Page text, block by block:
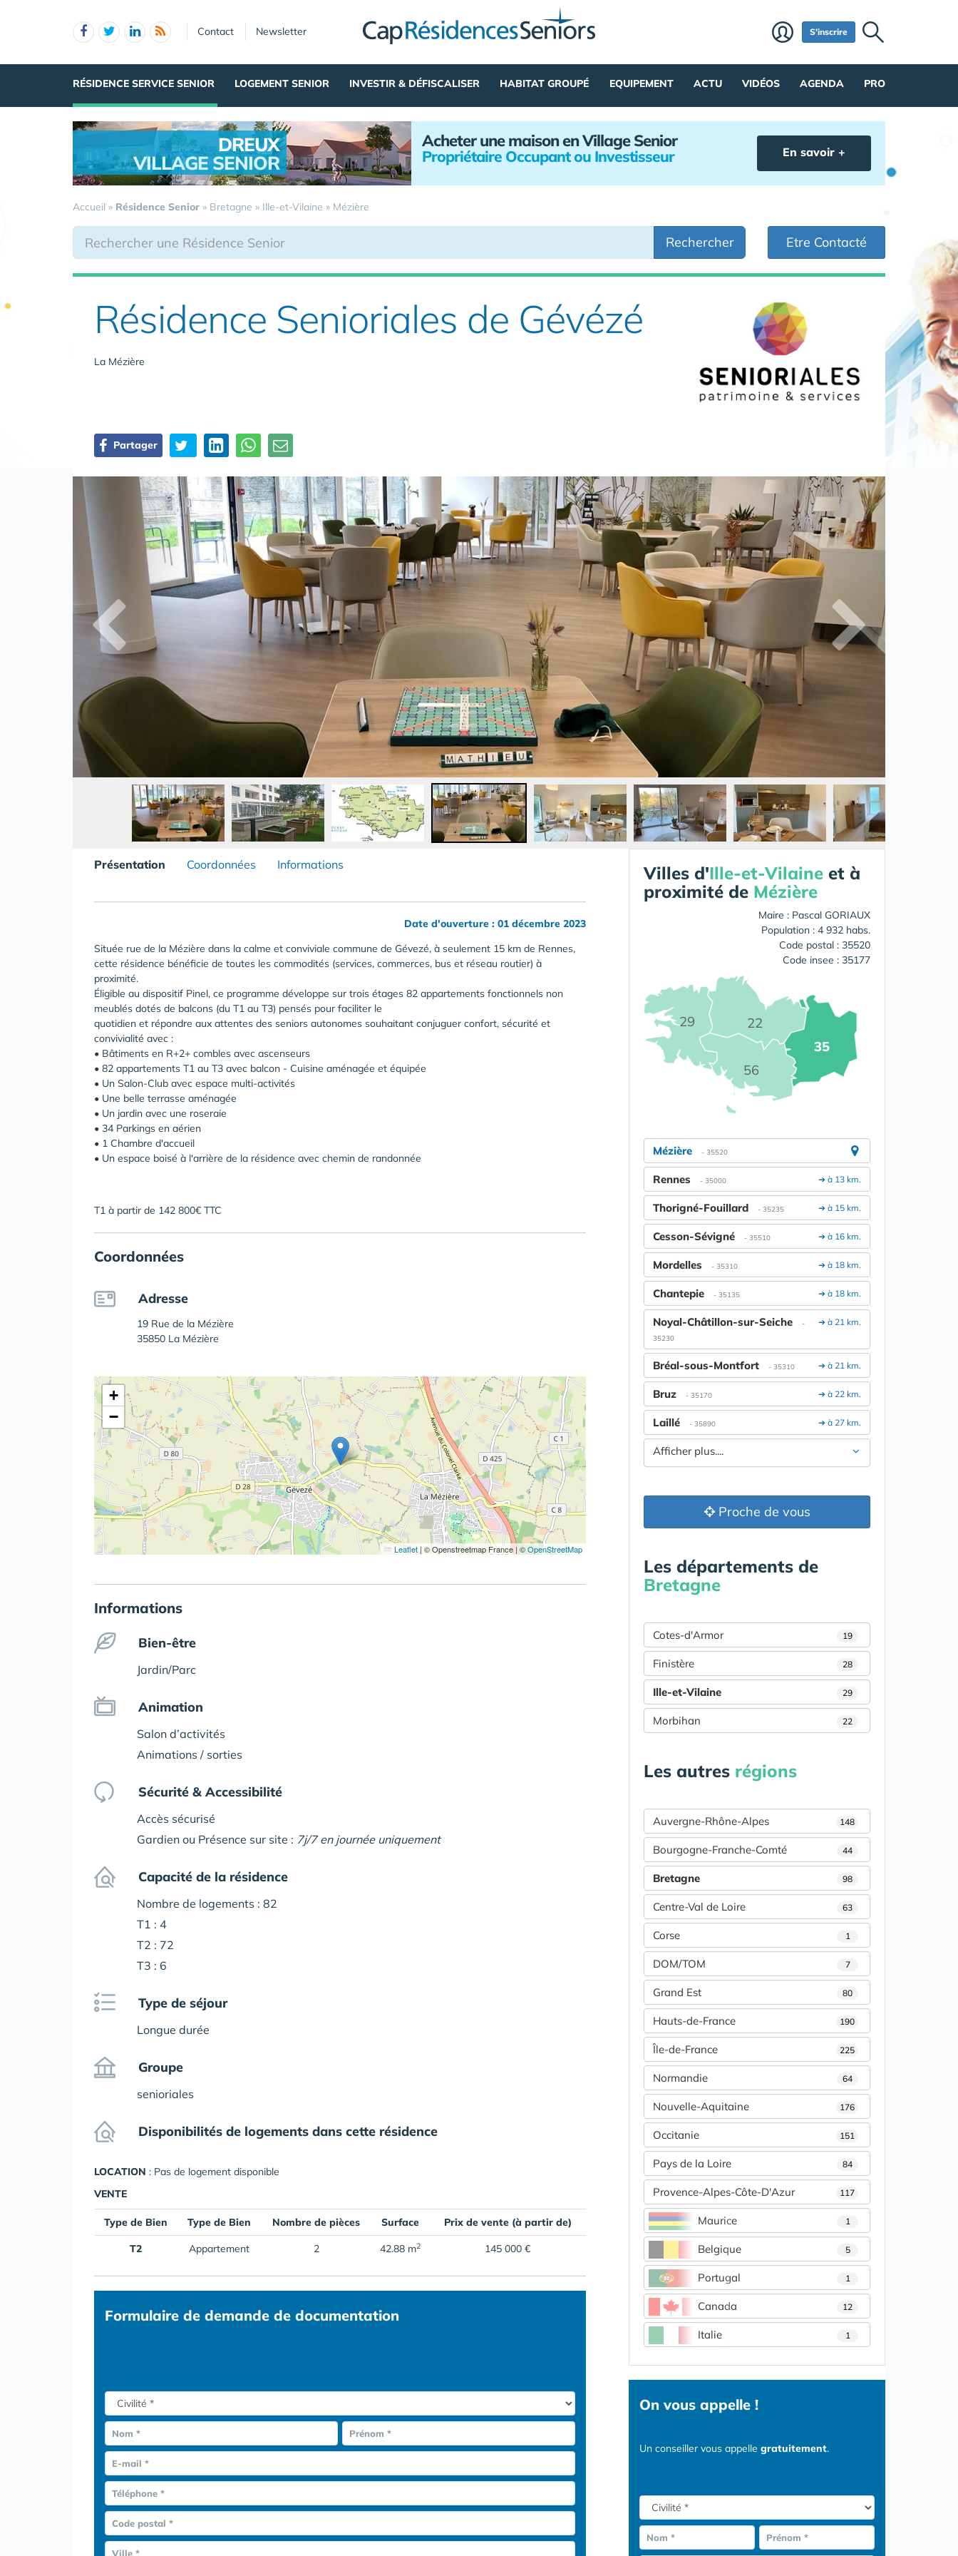
Contact Newsletter S'inscrire
RÉSIDENCE SERVICE SENIOR LOGEMENT SENIOR INVESTIR & DÉFISCALISER HABITAT GROUPÉ EQUIPEMENT ACTU VIDÉOS AGENDA PRO
DREUX
VILLAGE SENIOR
Acheter une maison en Village Senior
Propriétaire Occupant ou Investisseur En savoir +
Accueil » Résidence Senior » Bretagne » Ille-et-Vilaine » Mézière
Rechercher Etre Contacté
Résidence Senioriales de Gévézé
La Mézière
Partager
Présentation Coordonnées Informations
Date d'ouverture : 01 décembre 2023
Située rue de la Mézière dans la calme et conviviale commune de Gévezé, à seulement 15 km de Rennes,
cette résidence bénéficie de toutes les commodités (services, commerces, bus et réseau routier) à
proximité.
Éligible au dispositif Pinel, ce programme développe sur trois étages 82 appartements fonctionnels non
meublés dotés de balcons (du T1 au T3) pensés pour faciliter le
quotidien et répondre aux attentes des seniors autonomes souhaitant conjuguer confort, sécurité et
convivialité avec :
• Bâtiments en R+2+ combles avec ascenseurs
• 82 appartements T1 au T3 avec balcon - Cuisine aménagée et équipée
• Un Salon-Club avec espace multi-activités
• Une belle terrasse aménagée
• Un jardin avec une roseraie
• 34 Parkings en aérien
• 1 Chambre d'accueil
• Un espace boisé à l'arrière de la résidence avec chemin de randonnée
T1 à partir de 142 800€ TTC
Coordonnées
Adresse
19 Rue de la Mézière
35850 La Mézière
+
−
Leaflet | © Openstreetmap France | ©OpenStreetMap
Informations
Bien-être
Jardin/Parc
Animation
Salon d’activités
Animations / sorties
Sécurité & Accessibilité
Accès sécurisé
Gardien ou Présence sur site : 7j/7 en journée uniquement
Capacité de la résidence
Nombre de logements : 82
T1 : 4
T2 : 72
T3 : 6
Type de séjour
Longue durée
Groupe
senioriales
Disponibilités de logements dans cette résidence
LOCATION : Pas de logement disponible
VENTE
Type de Bien Type de Bien Nombre de pièces Surface Prix de vente (à partir de)
T2 Appartement 2 42.88 m2 145 000 €
Formulaire de demande de documentation
Nom * Prénom *
E-mail *
Téléphone *
Code postal *
Ville *
Villes d'Ille-et-Vilaine et à
proximité de Mézière
Maire : Pascal GORIAUX
Population : 4 932 habs.
Code postal : 35520
Code insee : 35177
22
29
35
56
Mézière - 35520
➔ à 13 km.
Rennes - 35000
➔ à 15 km.
Thorigné-Fouillard - 35235
➔ à 16 km.
Cesson-Sévigné - 35510
➔ à 18 km.
Mordelles - 35310
➔ à 18 km.
Chantepie - 35135
➔ à 21 km.
Noyal-Châtillon-sur-Seiche
-
35230
➔ à 21 km.
Bréal-sous-Montfort - 35310
➔ à 22 km.
Bruz - 35170
➔ à 27 km.
Laillé - 35890
Afficher plus....
Proche de vous
Les départements de
Bretagne
Cotes-d'Armor 19
Finistère 28
Ille-et-Vilaine 29
Morbihan 22
Les autres régions
Auvergne-Rhône-Alpes 148
Bourgogne-Franche-Comté 44
Bretagne 98
Centre-Val de Loire 63
Corse 1
DOM/TOM 7
Grand Est 80
Hauts-de-France 190
Île-de-France 225
Normandie 64
Nouvelle-Aquitaine 176
Occitanie 151
Pays de la Loire 84
Provence-Alpes-Côte-D'Azur 117
Maurice 1
Belgique 5
Portugal 1
Canada 12
Italie 1
On vous appelle !
Un conseiller vous appelle gratuitement.
Nom * Prénom *